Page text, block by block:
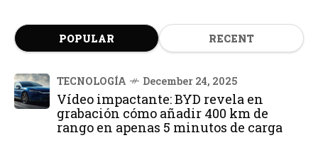
POPULAR RECENT
TECNOLOGÍA December 24, 2025
Vídeo impactante: BYD revela en
grabación cómo añadir 400 km de
rango en apenas 5 minutos de carga